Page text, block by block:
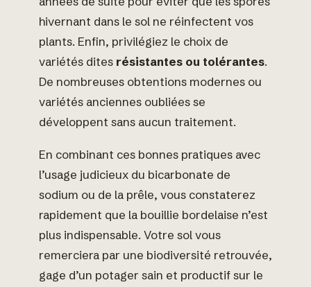
hivernant dans le sol ne réinfectent vos
plants. Enfin, privilégiez le choix de
variétés dites résistantes ou tolérantes.
De nombreuses obtentions modernes ou
variétés anciennes oubliées se
développent sans aucun traitement.
En combinant ces bonnes pratiques avec
l’usage judicieux du bicarbonate de
sodium ou de la prêle, vous constaterez
rapidement que la bouillie bordelaise n’est
plus indispensable. Votre sol vous
remerciera par une biodiversité retrouvée,
gage d’un potager sain et productif sur le